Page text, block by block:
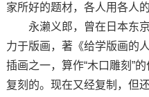
家所好的题材，各人用各人
永濑义郎，曾在日本东京
力于版画，著《给学版画的
插画之一，算作“木口雕刻”
复刻的。现在又经复制，但